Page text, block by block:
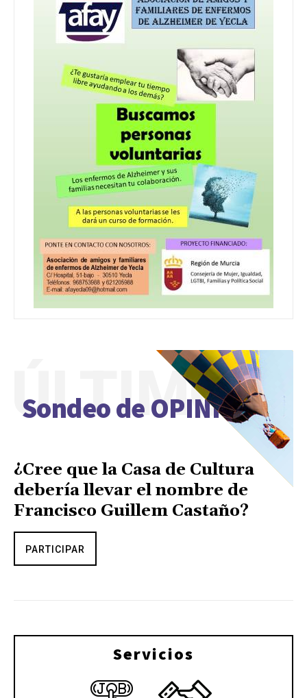
Sondeo de OPINIÓN
ÚLTIMO
¿Cree que la Casa de Cultura
debería llevar el nombre de
Francisco Guillem Castaño?
PARTICIPAR
Servicios